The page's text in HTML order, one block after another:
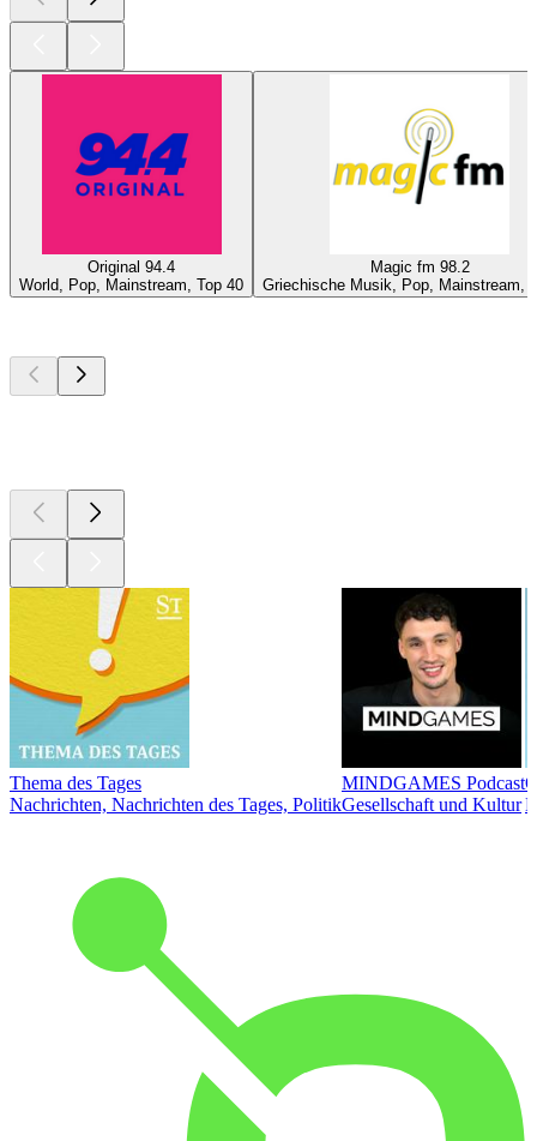
Original 94.4
World, Pop, Mainstream, Top 40
Magic fm 98.2
Griechische Musik, Pop, Mainstream,
Thema des Tages
Nachrichten, Nachrichten des Tages, Politik
MINDGAMES Podcast
Gesellschaft und Kultur